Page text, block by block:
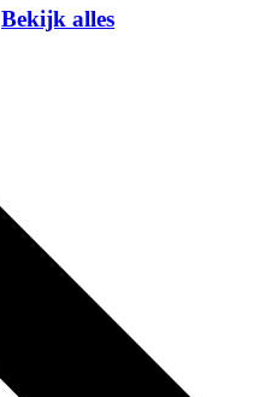
Bekijk alles